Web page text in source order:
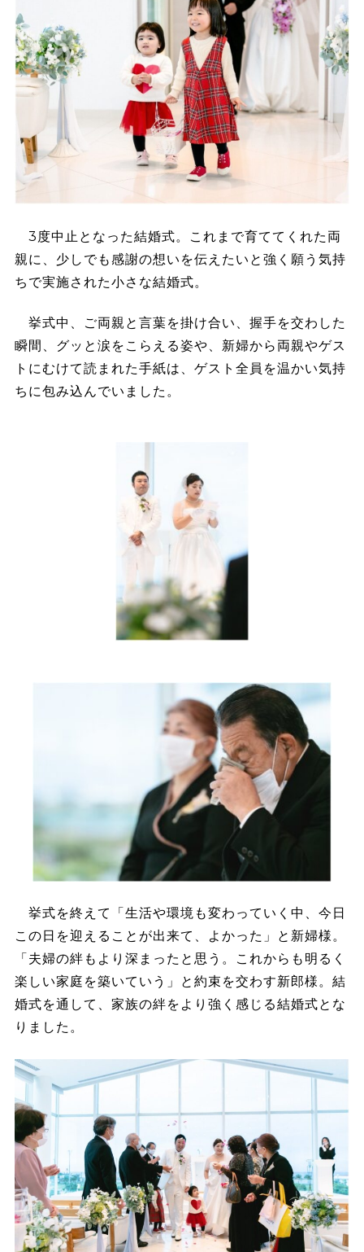
3度中止となった結婚式。これまで育ててくれた両
親に、少しでも感謝の想いを伝えたいと強く願う気持
ちで実施された小さな結婚式。
挙式中、ご両親と言葉を掛け合い、握手を交わした
瞬間、グッと涙をこらえる姿や、新婦から両親やゲス
トにむけて読まれた手紙は、ゲスト全員を温かい気持
ちに包み込んでいました。
挙式を終えて「生活や環境も変わっていく中、今日
この日を迎えることが出来て、よかった」と新婦様。
「夫婦の絆もより深まったと思う。これからも明るく
楽しい家庭を築いていう」と約束を交わす新郎様。結
婚式を通して、家族の絆をより強く感じる結婚式とな
りました。